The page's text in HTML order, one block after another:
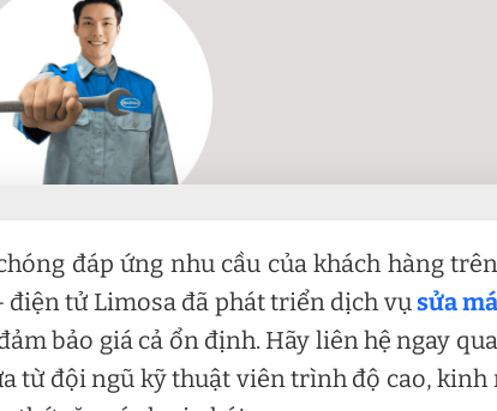
đáp ứng nhu cầu của khách hàng
điện tử Limosa đã phát triển dịch vụsửa
bảo giá cả ổn định. Hãy liên hệ ngay
từ đội ngũ kỹ thuật viên trình độ cao,